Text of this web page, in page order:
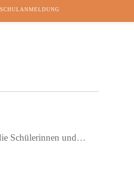
SCHULANMELDUNG
Schülerinnen und…